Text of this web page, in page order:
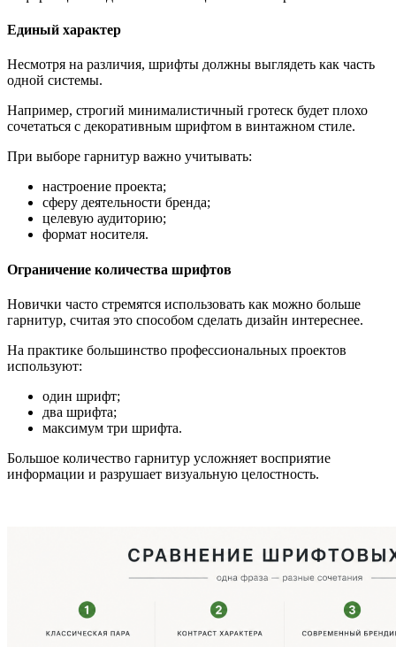
Единый характер
Несмотря на различия, шрифты должны выглядеть как часть
одной системы.
Например, строгий минималистичный гротеск будет плохо
сочетаться с декоративным шрифтом в винтажном стиле.
При выборе гарнитур важно учитывать:
настроение проекта;
сферу деятельности бренда;
целевую аудиторию;
формат носителя.
Ограничение количества шрифтов
Новички часто стремятся использовать как можно больше
гарнитур, считая это способом сделать дизайн интереснее.
На практике большинство профессиональных проектов
используют:
один шрифт;
два шрифта;
максимум три шрифта.
Большое количество гарнитур усложняет восприятие
информации и разрушает визуальную целостность.